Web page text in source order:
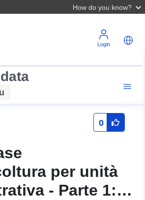
How do you know?
Login
0
per unità
- Parte 1: